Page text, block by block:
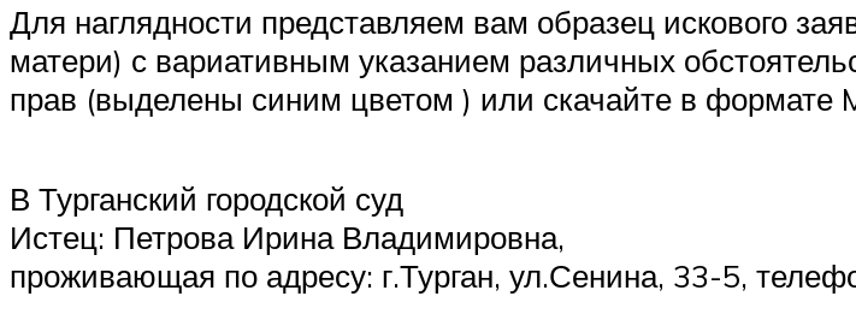
Для наглядности представляем вам образец искового
матери) с вариативным указанием различных
прав (выделены синим цветом ) или скачайте в формате
В Турганский городской суд
Истец: Петрова Ирина Владимировна,
проживающая по адресу: г.Турган, ул.Сенина, 33-5,